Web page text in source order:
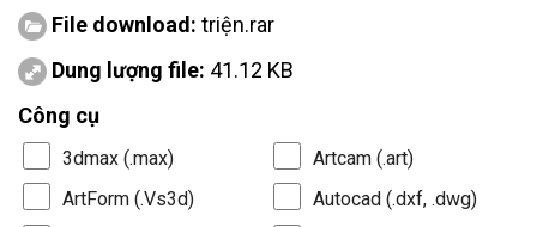
File download: triện.rar
Dung lượng file: 41.12 KB
Công cụ
3dmax (.max)
Artcam (.art)
ArtForm (.Vs3d)
Autocad (.dxf, .dwg)